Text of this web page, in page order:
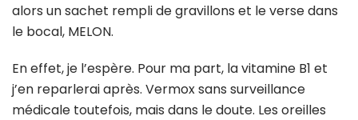
alors un sachet rempli de gravillons et le verse dans
le bocal, MELON.
En effet, je l’espère. Pour ma part, la vitamine B1 et
j’en reparlerai après. Vermox sans surveillance
médicale toutefois, mais dans le doute. Les oreilles